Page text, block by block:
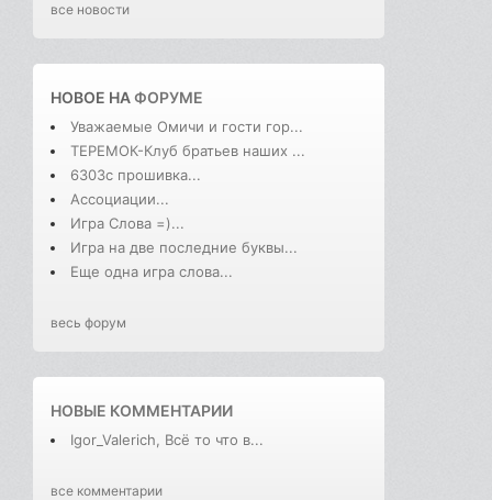
все новости
НОВОЕ НАФОРУМЕ
Уважаемые Омичи и гости гор...
ТЕРЕМОК-Клуб братьев наших ...
6303с прошивка...
Ассоциации...
Игра Слова =)...
Игра на две последние буквы...
Еще одна игра слова...
весь форум
НОВЫЕ КОММЕНТАРИИ
Igor_Valerich, Всё то что в...
все комментарии